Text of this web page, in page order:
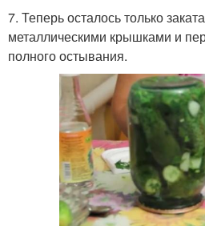
7. Теперь осталось только
металлическими крышками и
полного остывания.